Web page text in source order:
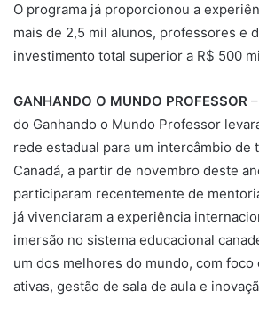
O programa já proporcionou a
mais de 2,5 mil alunos, professores e
investimento total superior a R$ 500
GANHANDO O MUNDO PROFESSOR
do Ganhando o Mundo Professor
rede estadual para um intercâmbio de
Canadá, a partir de novembro deste
participaram recentemente de
já vivenciaram a experiência
imersão no sistema educacional
um dos melhores do mundo, com foco
ativas, gestão de sala de aula e